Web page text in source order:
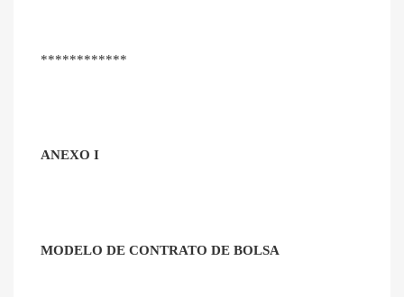
************
ANEXO I
MODELO DE CONTRATO DE BOLSA